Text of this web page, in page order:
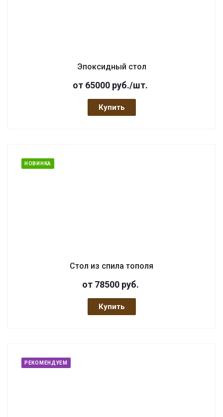
Эпоксидный стол
от 65000 руб./шт.
Купить
НОВИНКА
Стол из спила тополя
от 78500 руб.
Купить
РЕКОМЕНДУЕМ